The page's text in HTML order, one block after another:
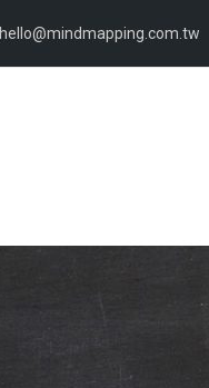
hello@mindmapping.com.tw